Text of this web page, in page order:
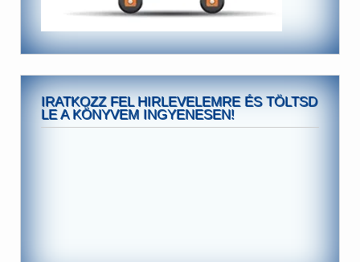
IRATKOZZ FEL HIRLEVELEMRE ÉS TÖLTSD
LE A KÖNYVEM INGYENESEN!